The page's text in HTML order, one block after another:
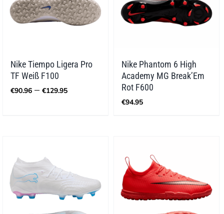
Nike Tiempo Ligera Pro
TF Weiß F100
€90.96 – €129.95Preisspanne:
Nike Phantom 6 High
Academy MG Break’Em
Rot F600
€94.95